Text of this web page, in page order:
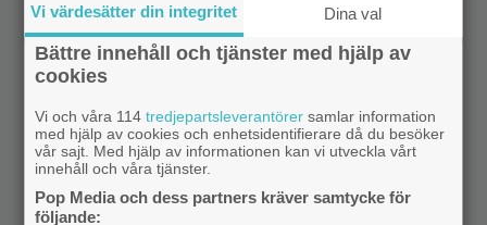
Vi värdesätter din integritet Dina val
Bättre innehåll och tjänster med hjälp av
cookies
Vi och våra 114tredjepartsleverantörer samlar information
med hjälp av cookies och enhetsidentifierare då du besöker
vår sajt. Med hjälp av informationen kan vi utveckla vårt
innehåll och våra tjänster.
Pop Media och dess partners kräver samtycke för
följande: